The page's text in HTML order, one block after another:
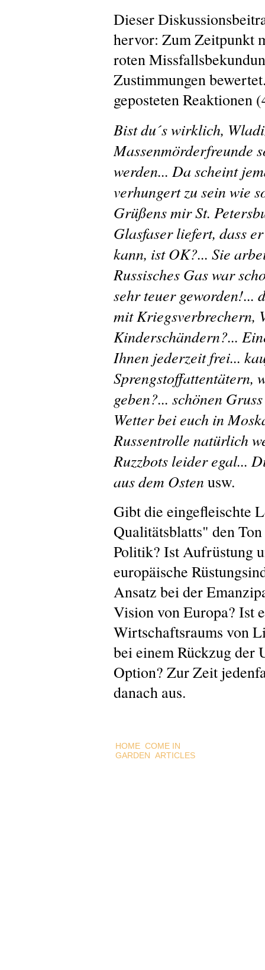
Dieser
hervor: Zum Zeitpunkt
roten
Zustimmungen
geposteten Reaktionen
Bist du´s wirklich,
Massenmörderfreunde
werden... Da scheint
verhungert zu sein wie
Grüßens mir St.
Glasfaser liefert, dass
kann, ist OK?... Sie
Russisches Gas war
sehr teuer geworden!...
mit Kriegsverbrechern,
Kinderschändern?...
Ihnen jederzeit frei...
Sprengstoffattentätern,
geben?... schönen
Wetter bei euch in
Russentrolle natürlich
Ruzzbots leider egal...
aus dem Osten usw.
Gibt die eingefleischte
Qualitätsblatts" den
Politik? Ist Aufrüstung
europäische
Ansatz bei der
Vision von Europa? Ist
Wirtschaftsraums von
bei einem Rückzug der
Option? Zur Zeit
danach aus.
HOME COME IN
GARDEN ARTICLES